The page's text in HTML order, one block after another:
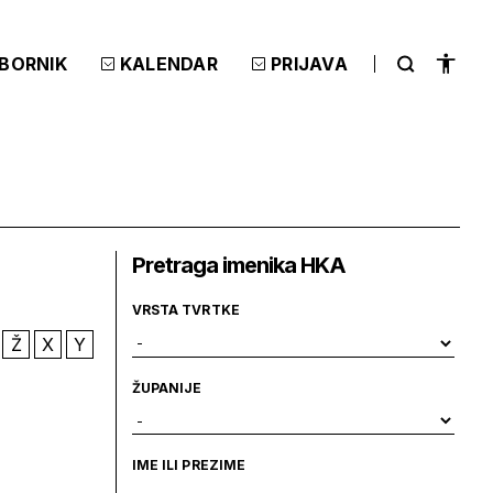
KALENDAR PRIJAVA
Ž X Y
Pretraga imenika HKA
VRSTA TVRTKE
ŽUPANIJE
IME ILI PREZIME